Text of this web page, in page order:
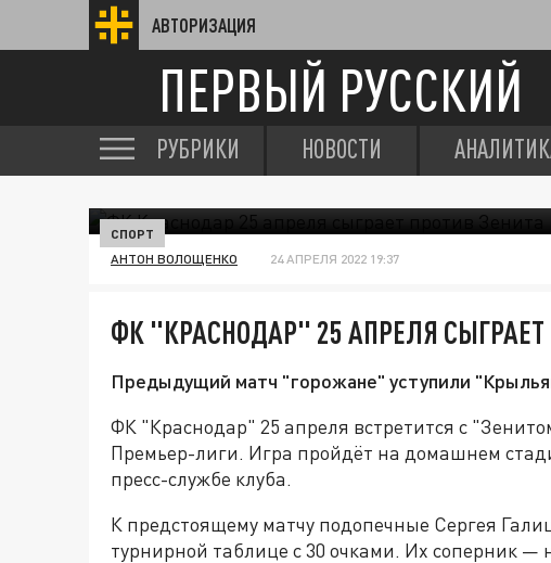
АВТОРИЗАЦИЯ
ПЕРВЫЙ РУССКИЙ
РУБРИКИ НОВОСТИ
СПОРТ
АНТОН ВОЛОЩЕНКО 24 АПРЕЛЯ 2022 19:37
ФК "КРАСНОДАР" 25 АПРЕЛЯ
Предыдущий матч "горожане" уступили
ФК "Краснодар" 25 апреля встретится с
Премьер-лиги. Игра пройдёт на домашнем
пресс-службе клуба.
К предстоящему матчу подопечные Сергея
турнирной таблице с 30 очками. Их соперник